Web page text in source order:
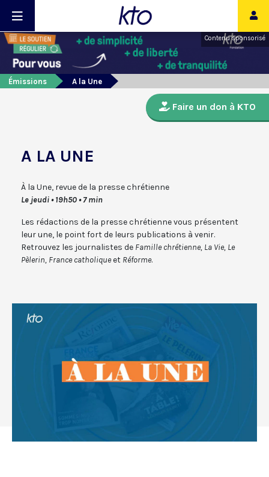
Contenu sponsorisé
Émissions A la Une
Faire un don à KTO
A LA UNE
À la Une, revue de la presse chrétienne
Le jeudi • 19h50 • 7 min
Les rédactions de la presse chrétienne vous présentent
leur une, le point fort de leurs publications à venir.
Retrouvez les journalistes de Famille chrétienne, La Vie, Le
Pèlerin, France catholiqueet Réforme.